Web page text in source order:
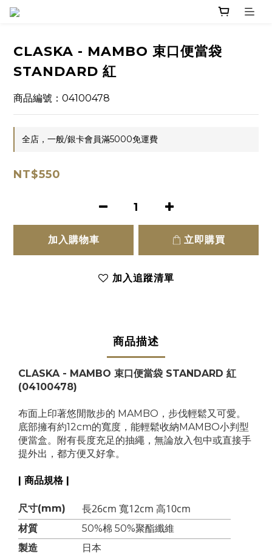
CLASKA - MAMBO 束口便當袋
STANDARD 紅
商品編號：04100478
全店，一般/銀卡會員滿5000免運費
NT$550
加入購物車 立即購買
加入追蹤清單
商品描述
CLASKA - MAMBO 束口便當袋 STANDARD 紅
(04100478)
布面上印著悠閒散步的 MAMBO，步伐輕鬆又可愛。
底部擁有約12cm的寬度，能輕鬆收納MAMBO小判型
便當盒。附有長度充足的抽繩，無論放入包中或直接手
提外出，都方便又好拿。
| 商品規格 |
尺寸(mm) 長26cm 寬12cm 高10cm
材質 50%棉 50%聚酯纖維
製造
日本